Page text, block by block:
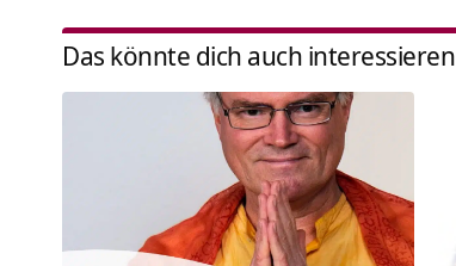
Das könnte dich auch interessieren